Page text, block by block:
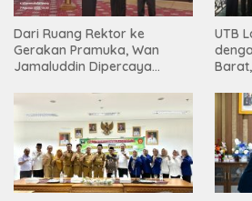
Dari Ruang Rektor ke
Gerakan Pramuka, Wan
Jamaluddin Dipercaya
UTB
Tinggi